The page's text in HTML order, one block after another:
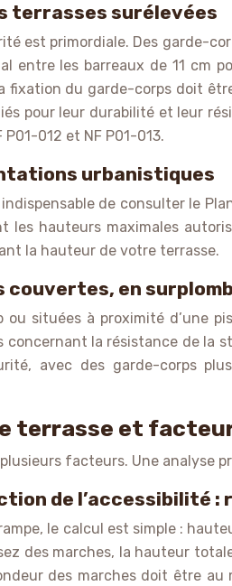
terrasses surélevées
est primordiale. Des garde-
entre les barreaux de 11 cm
fixation du garde-corps doit
pour leur durabilité et leur
012 et NF P01-013.
urbanistiques
de consulter le
les hauteurs maximales
la hauteur de votre terrasse.
en
ou situées à proximité d’une
concernant la résistance de
avec des garde-corps
terrasse et
facteurs. Une analyse
de l’accessibilité :
le calcul est simple :
des marches, la hauteur
des marches doit être